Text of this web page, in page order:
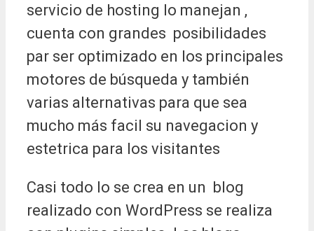
servicio de hosting lo manejan ,
cuenta con grandes posibilidades
par ser optimizado en los principales
motores de búsqueda y también
varias alternativas para que sea
mucho más facil su navegacion y
estetrica para los visitantes
Casi todo lo se crea en un blog
realizado con WordPress se realiza